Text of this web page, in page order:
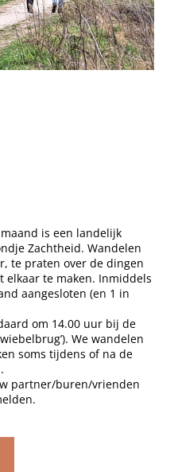
is een landelijk
Zachtheid. Wandelen
te praten over de dingen
elkaar te maken. Inmiddels
aangesloten (en 1 in
om 14.00 uur bij de
We wandelen
soms tijdens of na de
partner/buren/vrienden